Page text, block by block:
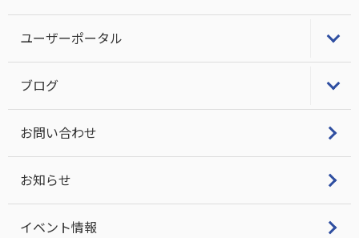
ユーザーポータル
ブログ
お問い合わせ
お知らせ
イベント情報